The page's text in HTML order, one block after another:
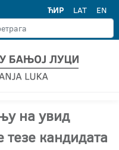
ЋИР LAT EN
на увид
тезе кандидата